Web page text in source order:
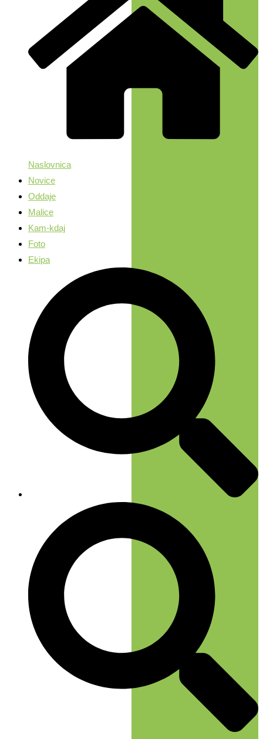
Naslovnica
Novice
Oddaje
Malice
Kam-kdaj
Foto
Ekipa